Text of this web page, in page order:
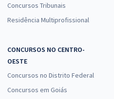
Concursos Tribunais
Residência Multiprofissional
CONCURSOS NO CENTRO-
OESTE
Concursos no Distrito Federal
Concursos em Goiás